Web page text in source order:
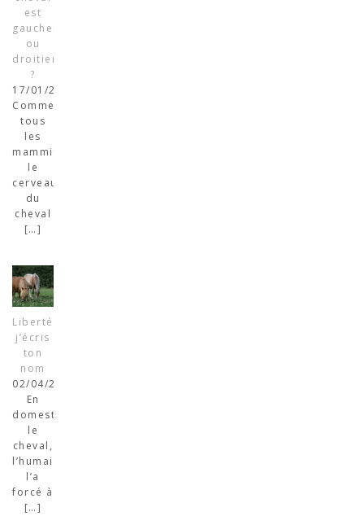
est
gaucher
ou
droitier
?
17/01/2024
Comme
tous
les
mammifères,
le
cerveau
du
cheval
[…]
Liberté,
j’écris
ton
nom
02/04/2023
En
domestiquant
le
cheval,
l’humain
l’a
forcé à
[…]